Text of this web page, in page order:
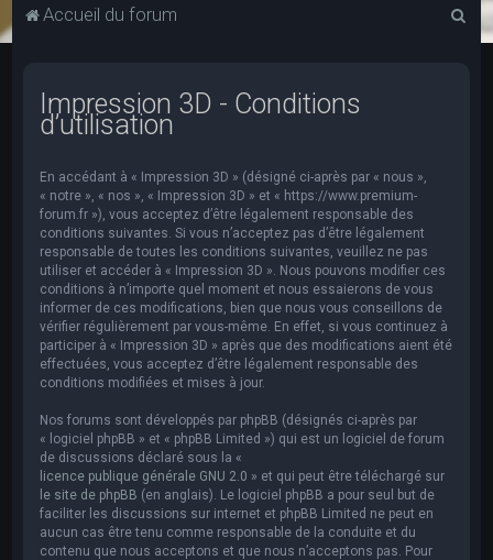
Accueil du forum
Impression 3D - Conditions
d’utilisation
En accédant à « Impression 3D » (désigné ci-après par « nous »,
« notre », « nos », « Impression 3D » et « https://www.premium-
forum.fr »), vous acceptez d’être légalement responsable des
conditions suivantes. Si vous n’acceptez pas d’être légalement
responsable de toutes les conditions suivantes, veuillez ne pas
utiliser et accéder à « Impression 3D ». Nous pouvons modifier ces
conditions à n’importe quel moment et nous essaierons de vous
informer de ces modifications, bien que nous vous conseillons de
vérifier régulièrement par vous-même. En effet, si vous continuez à
participer à « Impression 3D » après que des modifications aient été
effectuées, vous acceptez d’être légalement responsable des
conditions modifiées et mises à jour.
Nos forums sont développés par phpBB (désignés ci-après par
« logiciel phpBB » et « phpBB Limited ») qui est un logiciel de forum
de discussions déclaré sous la «
licence publique générale GNU 2.0 » et qui peut être téléchargé sur
le site de phpBB (en anglais). Le logiciel phpBB a pour seul but de
faciliter les discussions sur internet et phpBB Limited ne peut en
aucun cas être tenu comme responsable de la conduite et du
contenu que nous acceptons et que nous n’acceptons pas. Pour